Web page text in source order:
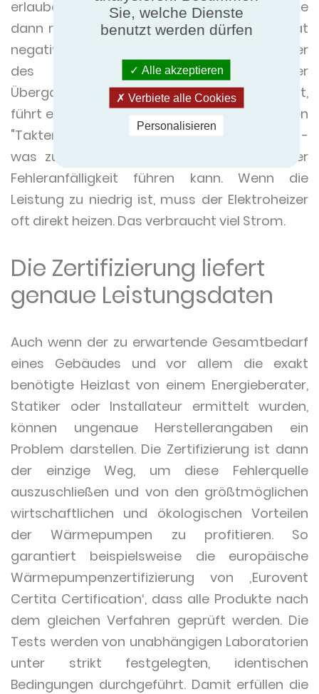
erlauben. Nicht selten ist die Wärmepumpe
dann mehr als 50% größer als nötig. Dies hat
negative Auswirkungen auf die Lebensdauer
des Verdichters. Vor allem in der
Übergangszeit, d.h. im Frühjahr und Herbst,
führt ein zu großer Verdichter zu so genannten
"Takten", d.h. häufigen, aber kurzen Laufzeiten -
was zu schnellerem Verschleiß und höherer
Fehleranfälligkeit führen kann. Wenn die
Leistung zu niedrig ist, muss der Elektroheizer
oft direkt heizen. Das verbraucht viel Strom.
Die Zertifizierung liefert
genaue Leistungsdaten
Auch wenn der zu erwartende Gesamtbedarf
eines Gebäudes und vor allem die exakt
benötigte Heizlast von einem Energieberater,
Statiker oder Installateur ermittelt wurden,
können ungenaue Herstellerangaben ein
Problem darstellen. Die Zertifizierung ist dann
der einzige Weg, um diese Fehlerquelle
auszuschließen und von den größtmöglichen
wirtschaftlichen und ökologischen Vorteilen
der Wärmepumpen zu profitieren. So
garantiert beispielsweise die europäische
Wärmepumpenzertifizierung von ‚Eurovent
Certita Certification‘, dass alle Produkte nach
dem gleichen Verfahren geprüft werden. Die
Tests werden von unabhängigen Laboratorien
unter strikt festgelegten, identischen
Bedingungen durchgeführt. Damit erfüllen die
Sie, welche Dienste
benutzt werden dürfen
Alle akzeptieren
Verbiete alle Cookies
Personalisieren